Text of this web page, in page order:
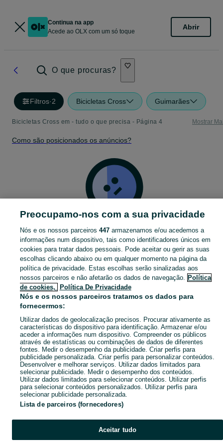
Continua na app
Acede ao OLX com um só toque
Abrir
O que procuras?
Filtros·2 Bicicletas Cross Guimarães
Bicicletas Cross em - tudo o que precisa - Página 4 Mostrar
Como são posicionados os anúncios?
Não encontrámos aquilo que procuras…
Página principal Desporto Bicicletas Bicicletas Cross
Bicicletas Cross -
Braga
Bicicletas Cross - Guimarães
CATEGORIA
Navegue pelos últimos anúncios de Bicicletas Cross em no OLX Portugal. Compre e venda produtos locais com facilidade e segurança. Mostrar
Mapa do site
Mapa das freguesias
Mapa de mini-sites
Pesquisas populares
Preocupamo-nos com a sua privacidade
Nós e os nossos parceiros 447armazenamos e/ou acedemos a
informações num dispositivo, tais como identificadores únicos em
cookies para tratar dados pessoais. Pode aceitar ou gerir as suas
escolhas clicando abaixo ou em qualquer momento na página da
política de privacidade. Estas escolhas serão sinalizadas aos
nossos parceiros e não afetarão os dados de navegação. Política
de cookies,
Política De Privacidade
Nós e os nossos parceiros tratamos os dados para
fornecermos:
Utilizar dados de geolocalização precisos. Procurar ativamente as
características do dispositivo para identificação. Armazenar e/ou
aceder a informações num dispositivo. Compreender os públicos
através de estatísticas ou combinações de dados de diferentes
fontes. Medir o desempenho da publicidade. Criar perfis para
publicidade personalizada. Criar perfis para personalizar conteúdos.
Desenvolver e melhorar serviços. Utilizar dados limitados para
selecionar publicidade. Medir o desempenho dos conteúdos.
Utilizar dados limitados para selecionar conteúdos. Utilizar perfis
para selecionar conteúdos personalizados. Utilizar perfis para
selecionar publicidade personalizada.
Lista de parceiros (fornecedores)
Aceitar tudo